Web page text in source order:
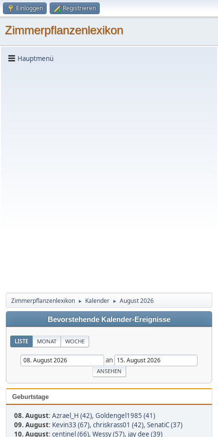
Einloggen Registrieren
Zimmerpflanzenlexikon
Hauptmenü
Zimmerpflanzenlexikon ► Kalender ► August 2026
Bevorstehende Kalender-Ereignisse
LISTE MONAT WOCHE
an
Geburtstage
08. August: Azrael_H (42), Goldengel1985 (41)
09. August: Kevin33 (67), chriskrass01 (42), SenatiC (37)
10. August: centinel (66), Wessy (57), jay dee (39)